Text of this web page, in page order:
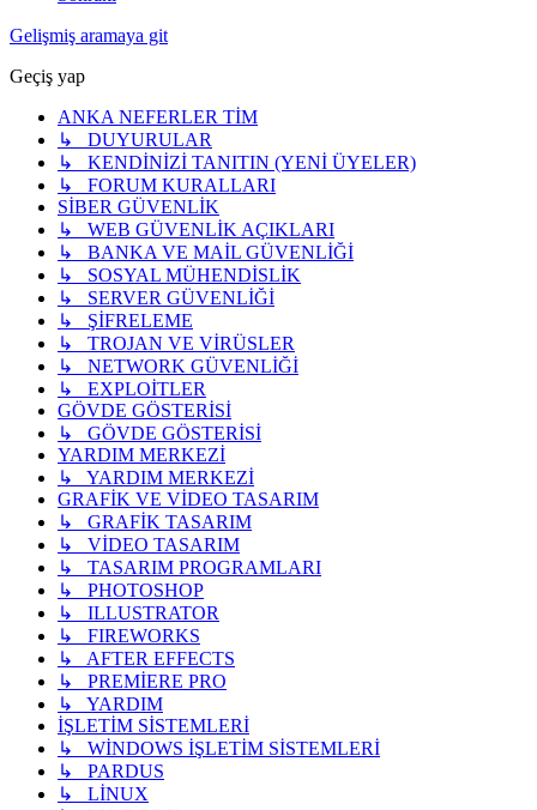
Gelişmiş aramaya git
Geçiş yap
ANKA NEFERLER TİM
↳ DUYURULAR
↳ KENDİNİZİ TANITIN (YENİ ÜYELER)
↳ FORUM KURALLARI
SİBER GÜVENLİK
↳ WEB GÜVENLİK AÇIKLARI
↳ BANKA VE MAİL GÜVENLİĞİ
↳ SOSYAL MÜHENDİSLİK
↳ SERVER GÜVENLİĞİ
↳ ŞİFRELEME
↳ TROJAN VE VİRÜSLER
↳ NETWORK GÜVENLİĞİ
↳ EXPLOİTLER
GÖVDE GÖSTERİSİ
↳ GÖVDE GÖSTERİSİ
YARDIM MERKEZİ
↳ YARDIM MERKEZİ
GRAFİK VE VİDEO TASARIM
↳ GRAFİK TASARIM
↳ VİDEO TASARIM
↳ TASARIM PROGRAMLARI
↳ PHOTOSHOP
↳ ILLUSTRATOR
↳ FIREWORKS
↳ AFTER EFFECTS
↳ PREMİERE PRO
↳ YARDIM
İŞLETİM SİSTEMLERİ
↳ WİNDOWS İŞLETİM SİSTEMLERİ
↳ PARDUS
↳ LİNUX